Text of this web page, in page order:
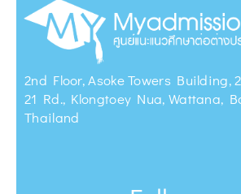
2nd Floor, Asoke Towers Building,
21 Rd., Klongtoey Nua, Wattana,
Thailand